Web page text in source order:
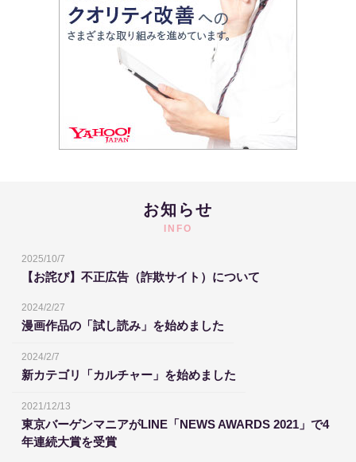
お知らせ
INFO
2025/10/7
【お詫び】不正広告（詐欺サイト）について
2024/2/27
漫画作品の「試し読み」を始めました
2024/2/7
新カテゴリ「カルチャー」を始めました
2021/12/13
東京バーゲンマニアがLINE「NEWS AWARDS 2021」で4
年連続大賞を受賞